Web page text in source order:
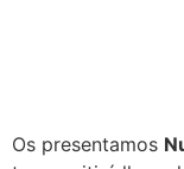
Os presentamos